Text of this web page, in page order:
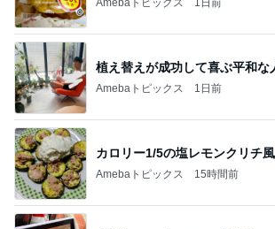
植え替えが成功して喜ぶ平和な
Amebaトピックス 1日前
カロリー1/5の塩レモンクリチ風
Amebaトピックス 15時間前